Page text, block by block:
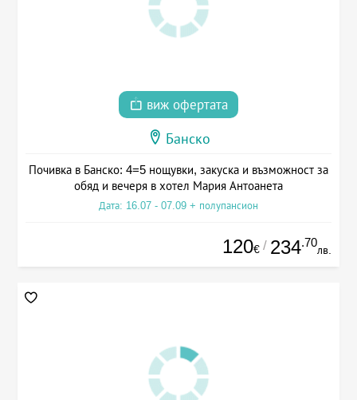
виж офертата
Банско
Почивка в Банско: 4=5 нощувки, закуска и възможност за
обяд и вечеря в хотел Мария Антоанета
Дата: 16.07 - 07.09 + полупансион
120€ / 234.70
лв.